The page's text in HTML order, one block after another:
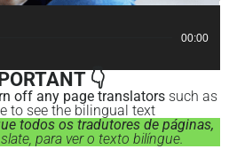
00:00
👇
off any page translatorssuch as
to see the bilingual text
todos os tradutores de páginas,
para ver o texto bilíngue.